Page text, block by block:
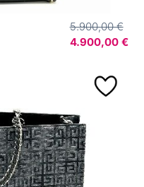
5.900,00 €
4.900,00 €